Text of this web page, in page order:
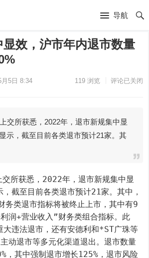
导航
效，沪市年内退市数量
月5日 8:34 119浏览 评论已关闭
交所获悉，2022年，退市新规集中显
示，截至目前各类退市预计21家。其
截至目前各类退市预计21家。其中，
务类退市指标将被终止上市，其中有9
润+营业收入”财务类组合指标。此
大违法退市，还有安德利和*ST广珠等
动退市等多元化渠道退出。退市数量
，其中强制退市增长125%，退市风险